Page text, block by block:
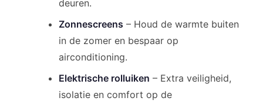
deuren.
Zonnescreens – Houd de warmte buiten
in de zomer en bespaar op
airconditioning.
Elektrische rolluiken – Extra veiligheid,
isolatie en comfort op de